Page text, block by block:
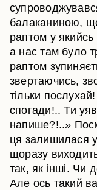
балаканиною,
раптом у
а нас там було
раптом
звертаючись,
тільки
спогади!.. Ти
напише?!..»
ця залишилася
щоразу
так, як інші. Чи
Але ось такий